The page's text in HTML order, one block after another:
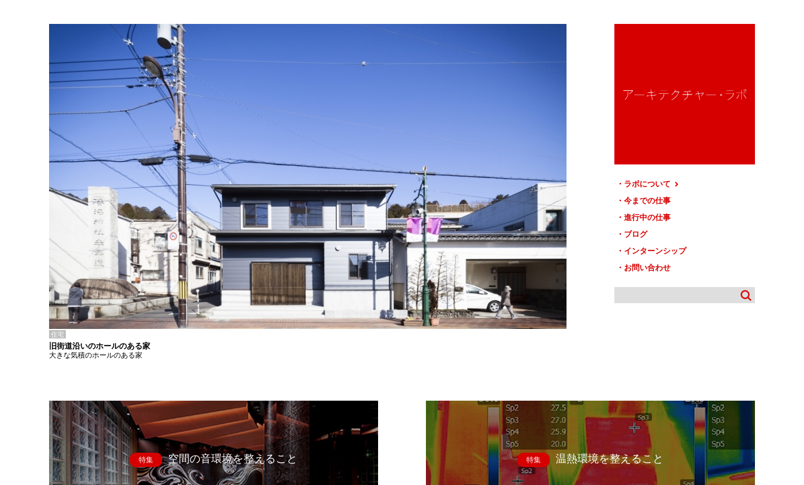
ラボについて
今までの仕事
進行中の仕事
ブログ
インターンシップ
お問い合わせ
住宅
旧街道沿いのホールのある家
大きな気積のホールのある家
特集 空間の音環境を整えること 特集 温熱環境を整えること